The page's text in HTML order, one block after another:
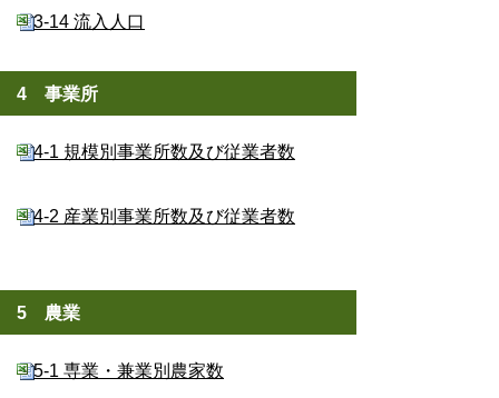
3-14 流入人口
4 事業所
4-1 規模別事業所数及び従業者数
4-2 産業別事業所数及び従業者数
5 農業
5-1 専業・兼業別農家数